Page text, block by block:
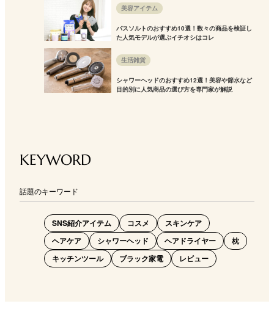
美容アイテム
バスソルトのおすすめ10選！数々の商品を検証し
た人気モデルが選ぶイチオシはコレ
生活雑貨
シャワーヘッドのおすすめ12選！美容や節水など
目的別に人気商品の選び方を専門家が解説
KEYWORD
話題のキーワード
SNS紹介アイテム コスメ
スキンケア
ヘアケア
シャワーヘッド ヘアドライヤー
枕
キッチンツール
ブラック家電 レビュー